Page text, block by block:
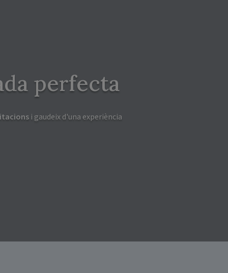
perfecta
i gaudeix d'una experiència